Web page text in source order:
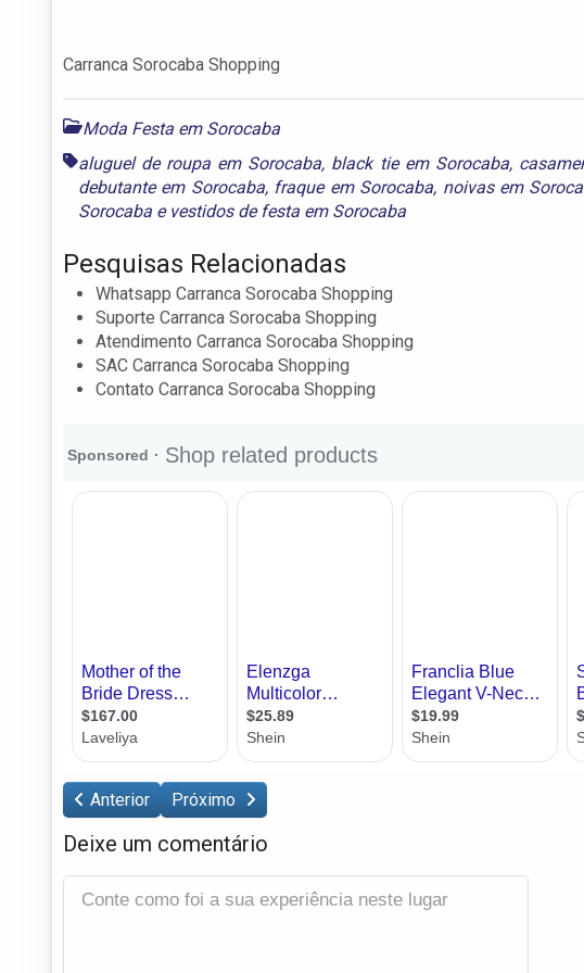
Carranca Sorocaba Shopping
Moda Festa em Sorocaba
aluguel de roupa em Sorocaba, black tie em Sorocaba,
debutante em Sorocaba, fraque em Sorocaba, noivas em
Sorocaba e vestidos de festa em Sorocaba
Pesquisas Relacionadas
Whatsapp Carranca Sorocaba Shopping
Suporte Carranca Sorocaba Shopping
Atendimento Carranca Sorocaba Shopping
SAC Carranca Sorocaba Shopping
Contato Carranca Sorocaba Shopping
Anterior Próximo
Deixe um comentário